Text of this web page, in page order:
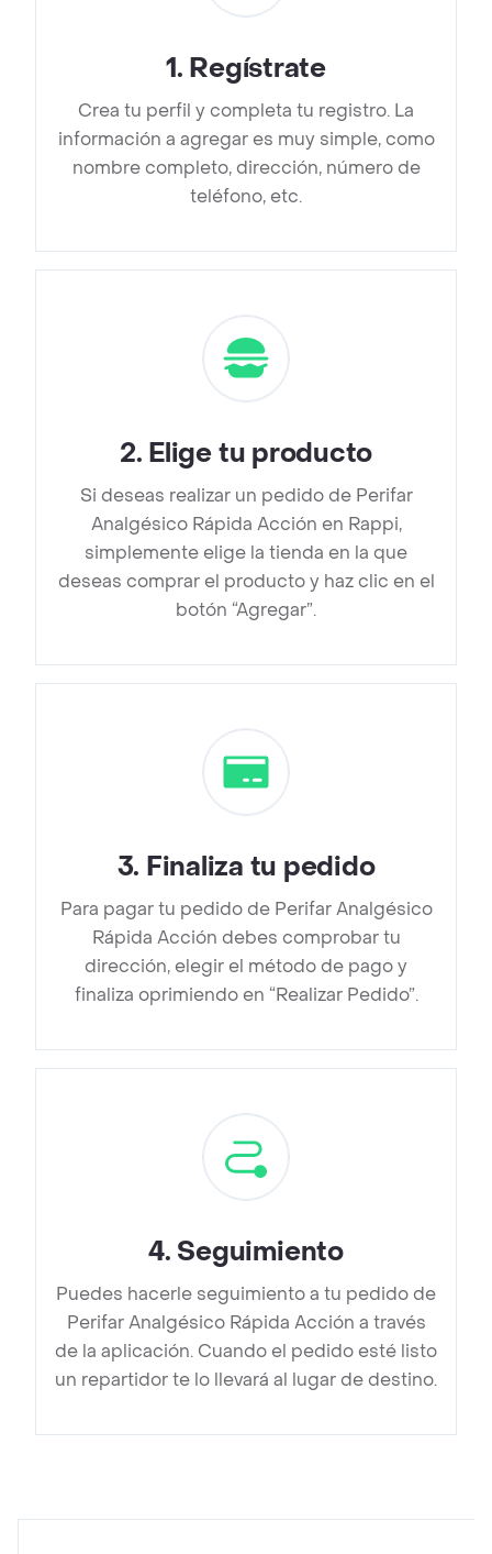
1. Regístrate
Crea tu perfil y completa tu registro. La
información a agregar es muy simple, como
nombre completo, dirección, número de
teléfono, etc.
2. Elige tu producto
Si deseas realizar un pedido de Perifar
Analgésico Rápida Acción en Rappi,
simplemente elige la tienda en la que
deseas comprar el producto y haz clic en el
botón “Agregar”.
3. Finaliza tu pedido
Para pagar tu pedido de Perifar Analgésico
Rápida Acción debes comprobar tu
dirección, elegir el método de pago y
finaliza oprimiendo en “Realizar Pedido”.
4. Seguimiento
Puedes hacerle seguimiento a tu pedido de
Perifar Analgésico Rápida Acción a través
de la aplicación. Cuando el pedido esté listo
un repartidor te lo llevará al lugar de destino.